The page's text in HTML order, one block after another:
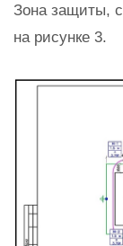
Зона защиты,
на рисунке 3.